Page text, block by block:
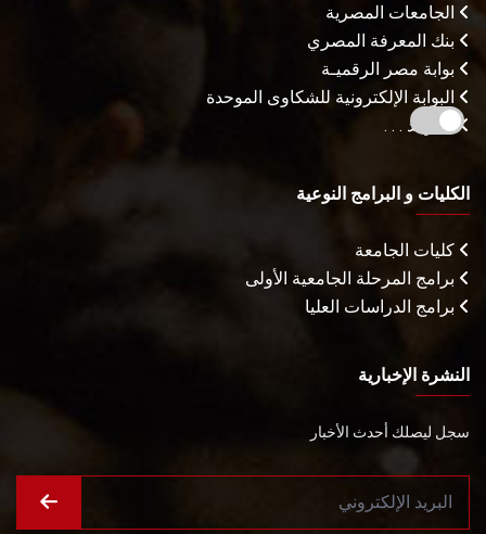
الجامعات المصرية
بنك المعرفة المصري
بوابة مصر الرقميـة
البوابة الإلكترونية للشكاوى الموحدة
المزيـد . . .
الكليات و البرامج النوعية
كليات الجامعة
برامج المرحلة الجامعية الأولى
برامج الدراسات العليا
النشرة الإخبارية
سجل ليصلك أحدث الأخبار